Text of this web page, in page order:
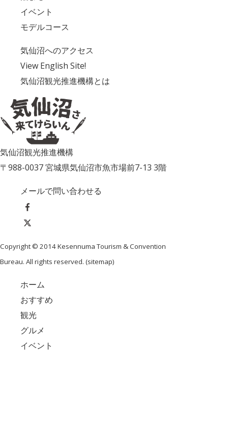
イベント
モデルコース
気仙沼へのアクセス
View English Site!
気仙沼観光推進機構とは
気仙沼観光推進機構
〒988-0037 宮城県気仙沼市魚市場前7-13 3階
メールで問い合わせる
Copyright © 2014 Kesennuma Tourism & Convention
Bureau. All rights reserved. (sitemap)
ホーム
おすすめ
観光
グルメ
イベント